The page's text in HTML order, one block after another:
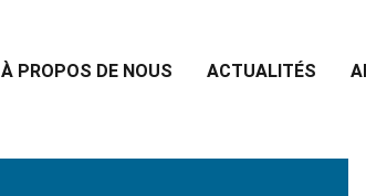
À PROPOS DE NOUS ACTUALITÉS